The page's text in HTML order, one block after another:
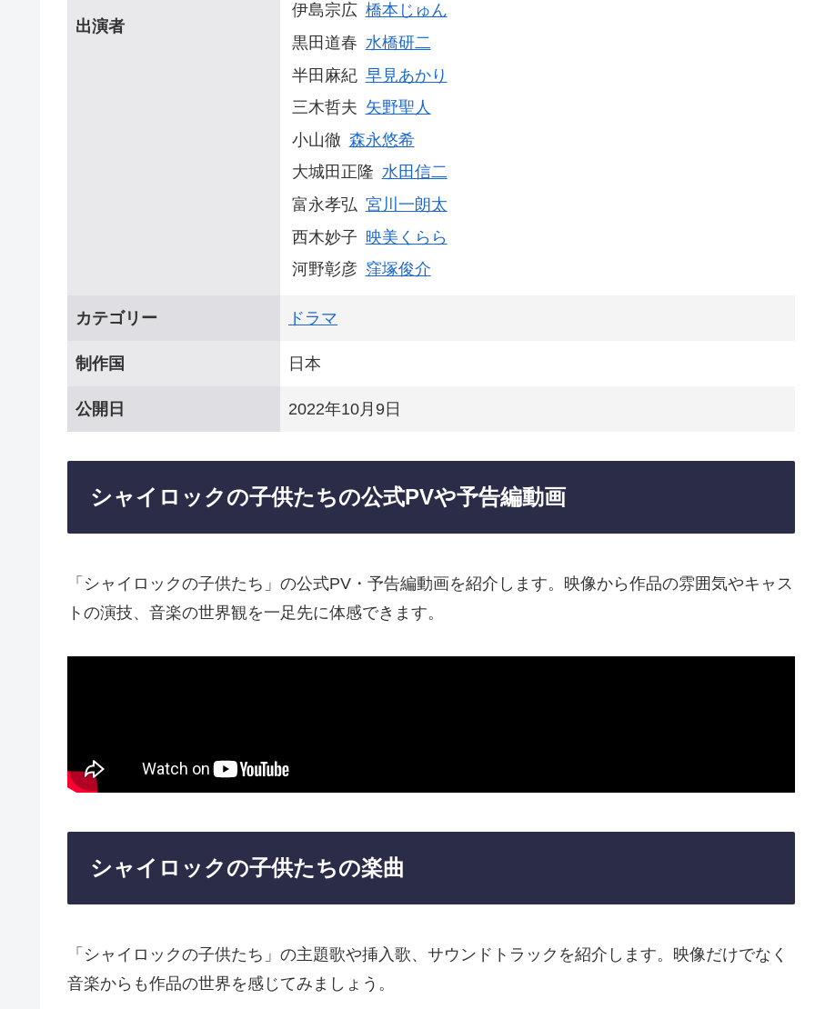
出演者
伊島宗広 橋本じゅん
黒田道春 水橋研二
半田麻紀 早見あかり
三木哲夫 矢野聖人
小山徹 森永悠希
大城田正隆 水田信二
富永孝弘 宮川一朗太
西木妙子 映美くらら
河野彰彦 窪塚俊介
カテゴリー ドラマ
制作国 日本
公開日 2022年10月9日
シャイロックの子供たちの公式PVや予告編動画
「シャイロックの子供たち」の公式PV・予告編動画を紹介します。映像から作品の雰囲気やキャス
トの演技、音楽の世界観を一足先に体感できます。
シャイロックの子供たちの楽曲
「シャイロックの子供たち」の主題歌や挿入歌、サウンドトラックを紹介します。映像だけでなく
音楽からも作品の世界を感じてみましょう。